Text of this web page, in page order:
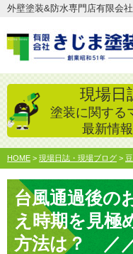
外壁塗装&防水専門店有限会
現場日
塗装に関する
最新情
HOME > 現場日誌・現場ブログ >
台風通過後の
え時期を見極
方法は？ ／